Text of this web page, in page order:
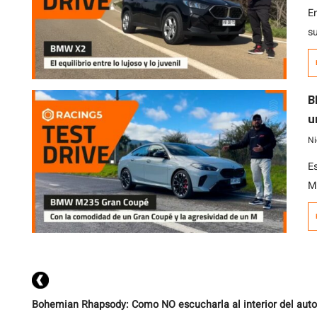
Bohemian Rhapsody: Como NO escucharla al interior del auto